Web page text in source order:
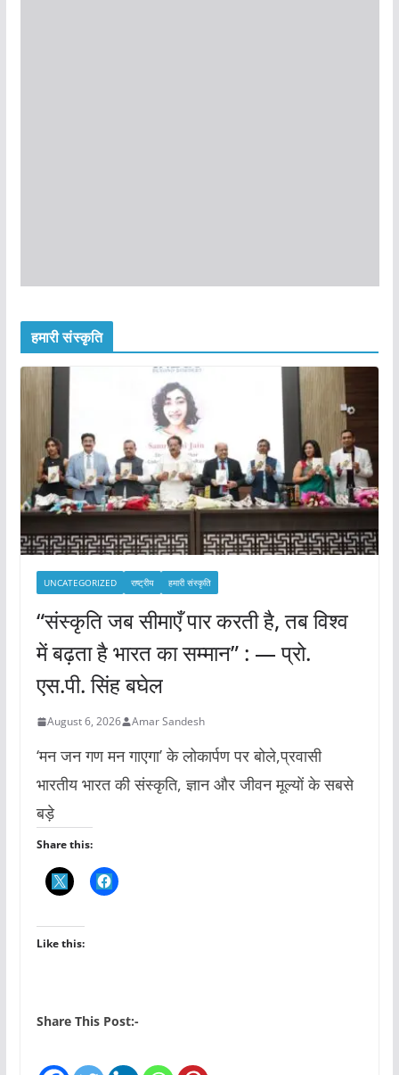
हमारी संस्कृति
UNCATEGORIZED राष्ट्रीय हमारी संस्कृति
“संस्कृति जब सीमाएँ पार करती है, तब विश्व
में बढ़ता है भारत का सम्मान” : — प्रो.
एस.पी. सिंह बघेल
August 6, 2026 Amar Sandesh
‘मन जन गण मन गाएगा’ के लोकार्पण पर बोले,प्रवासी
भारतीय भारत की संस्कृति, ज्ञान और जीवन मूल्यों के सबसे
बड़े
Share this:
Like this:
Share This Post:-